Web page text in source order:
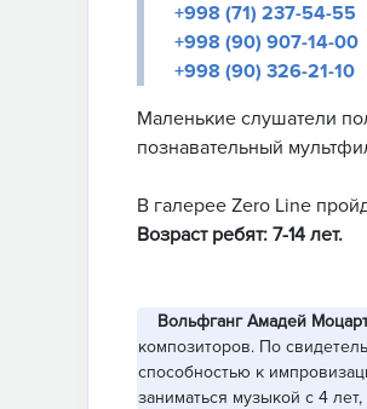
+998 (71) 237-54-55
+998 (90) 907-14-00
+998 (90) 326-21-10
Маленькие слушатели
познавательный
В галерее Zero Line
Возраст ребят: 7-14 лет.
Вольфганг Амадей
композиторов. По
способностью к
заниматься музыкой с 4